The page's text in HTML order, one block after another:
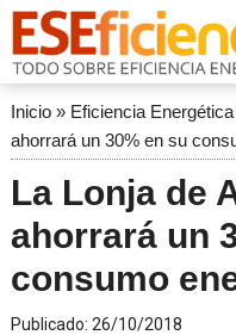
Inicio» Eficiencia Energética
ahorrará un 30% en su
La Lonja de
ahorrará un
consumo
Publicado: 26/10/2018